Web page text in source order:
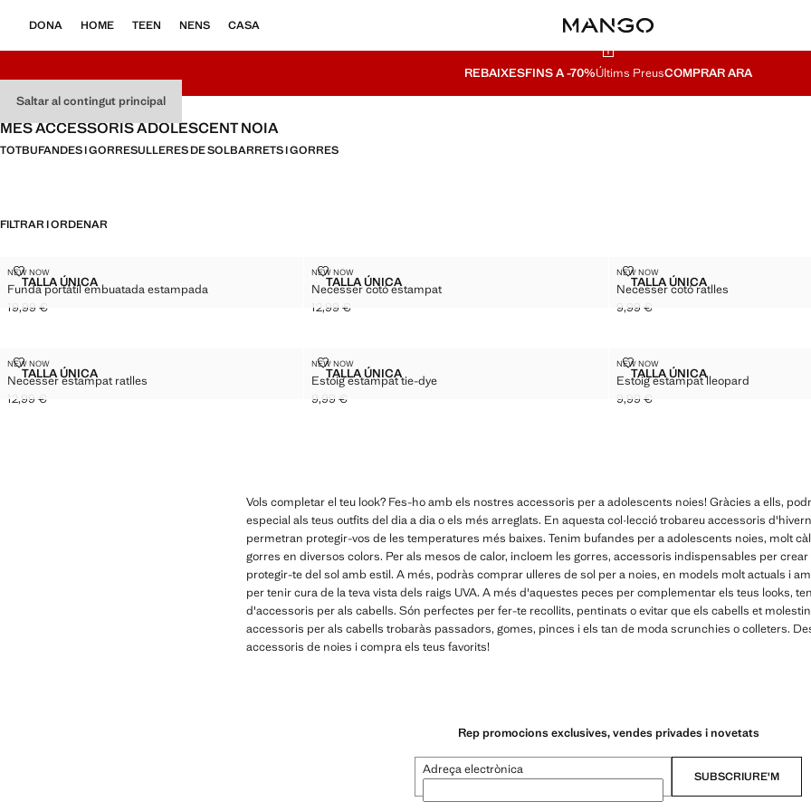
Saltar al contingut principal
DONA HOME TEEN NENS CASA
REBAIXESFINS A -70%Últims PreusCOMPRAR ARA
MÉS ACCESSORIS ADOLESCENT NOIA
TOTBUFANDES I GORRESULLERES DE SOLBARRETS I GORRES
FILTRAR I ORDENAR
Talles
TALLA ÚNICAFUNDA PORTÀTIL EMBUATADA ESTAMPADA
NEW NOW
Funda portàtil embuatada estampada
FUNDA PORTÀTIL EMBUATADA ESTAMPADA
Preu actual [19,99 € ]
19,99 €
Talles
TALLA ÚNICANECESSER COTÓ ESTAMPAT
NEW NOW
Necesser cotó estampat
NECESSER COTÓ ESTAMPAT
Preu actual [12,99 € ]
12,99 €
Talles
TALLA ÚNICANECESSER COTÓ
NEW NOW
Necesser cotó ratlles
NECESSER COTÓ RATLLES
Preu actual [9,99 € ]
9,99 €
Talles
TALLA ÚNICANECESSER ESTAMPAT RATLLES
NEW NOW
Necesser estampat ratlles
NECESSER ESTAMPAT RATLLES
Preu actual [12,99 € ]
12,99 €
Talles
TALLA ÚNICAESTOIG ESTAMPAT TIE-DYE
NEW NOW
Estoig estampat tie-dye
ESTOIG ESTAMPAT TIE-DYE
Preu actual [9,99 € ]
9,99 €
Talles
TALLA ÚNICAESTOIG ESTAMPAT
NEW NOW
Estoig estampat lleopard
ESTOIG ESTAMPAT LLEOPARD
Preu actual [9,99 € ]
9,99 €
Vols completar el teu look? Fes-ho amb els nostres accessoris per a adolescents noies! Gràcies a ells,
especial als teus outfits del dia a dia o els més arreglats. En aquesta col·lecció trobareu accessoris
permetran protegir-vos de les temperatures més baixes. Tenim bufandes per a adolescents noies, molt
gorres en diversos colors. Per als mesos de calor, incloem les gorres, accessoris indispensables per
protegir-te del sol amb estil. A més, podràs comprar ulleres de sol per a noies, en models molt actuals i
per tenir cura de la teva vista dels raigs UVA. A més d'aquestes peces per complementar els teus looks,
d'accessoris per als cabells. Són perfectes per fer-te recollits, pentinats o evitar que els cabells et
accessoris per als cabells trobaràs passadors, gomes, pinces i els tan de moda scrunchies o colleters.
accessoris de noies i compra els teus favorits!
Rep promocions exclusives, vendes privades i novetats
Adreça electrònica SUBSCRIURE'M